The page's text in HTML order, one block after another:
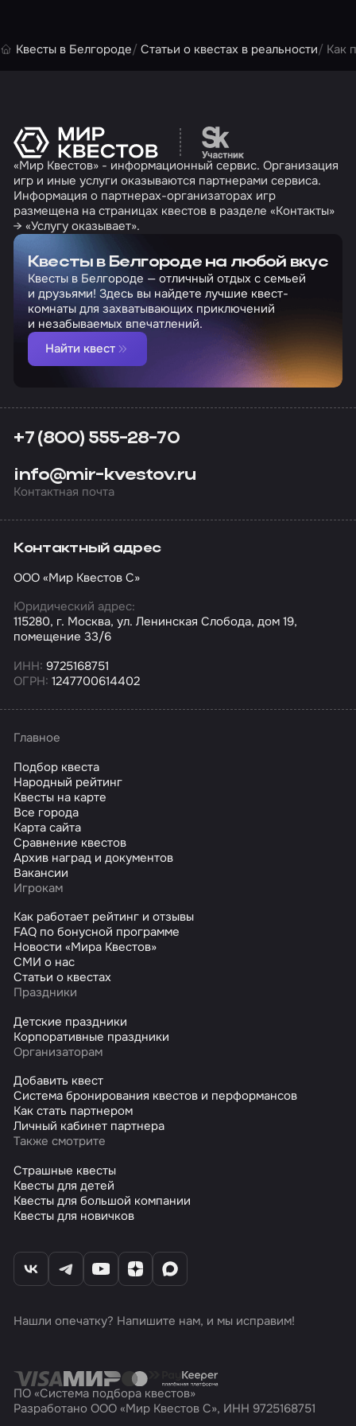
Квесты в Белгороде Статьи о квестах в реальности Как
Перейти на сайт
«Мир Квестов» - информационный сервис. Организация
игр и иные услуги оказываются партнерами сервиса.
Информация о партнерах-организаторах игр
размещена на страницах квестов в разделе «Контакты»
→ «Услугу оказывает».
Квесты в Белгороде на любой вкус
Квесты в Белгороде — отличный отдых с семьей
и друзьями! Здесь вы найдете лучшие квест-
комнаты для захватывающих приключений
и незабываемых впечатлений.
Найти квест
+7 (800) 555-28-70
info@mir-kvestov.ru
Контактная почта
Контактный адрес
ООО «Мир Квестов С»
Юридический адрес:
115280, г. Москва, ул. Ленинская Слобода, дом 19,
помещение 33/6
ИНН: 9725168751
ОГРН: 1247700614402
Главное
Подбор квеста
Народный рейтинг
Квесты на карте
Все города
Карта сайта
Сравнение квестов
Архив наград и документов
Вакансии
Игрокам
Как работает рейтинг и отзывы
FAQ по бонусной программе
Новости «Мира Квестов»
СМИ о нас
Статьи о квестах
Праздники
Детские праздники
Корпоративные праздники
Организаторам
Добавить квест
Система бронирования квестов и перформансов
Как стать партнером
Личный кабинет партнера
Также смотрите
Страшные квесты
Квесты для детей
Квесты для большой компании
Квесты для новичков
Нашли опечатку? Напишите нам, и мы исправим!
ПО «Система подбора квестов»
Разработано ООО «Мир Квестов С», ИНН 9725168751